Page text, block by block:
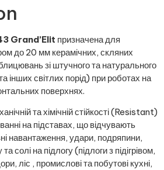
Grand’Elit призначена для
до 20 мм керамічних, скляних
зі штучного та натурального
інших світлих порід) при роботах на
поверхнях.
та хімічній стійкості (Resistant)
на підставах, що відчувають
навантаження, удари, подряпини,
солі на підлогу (підлоги з підігрівом,
ліс , промислові та побутові кухні,